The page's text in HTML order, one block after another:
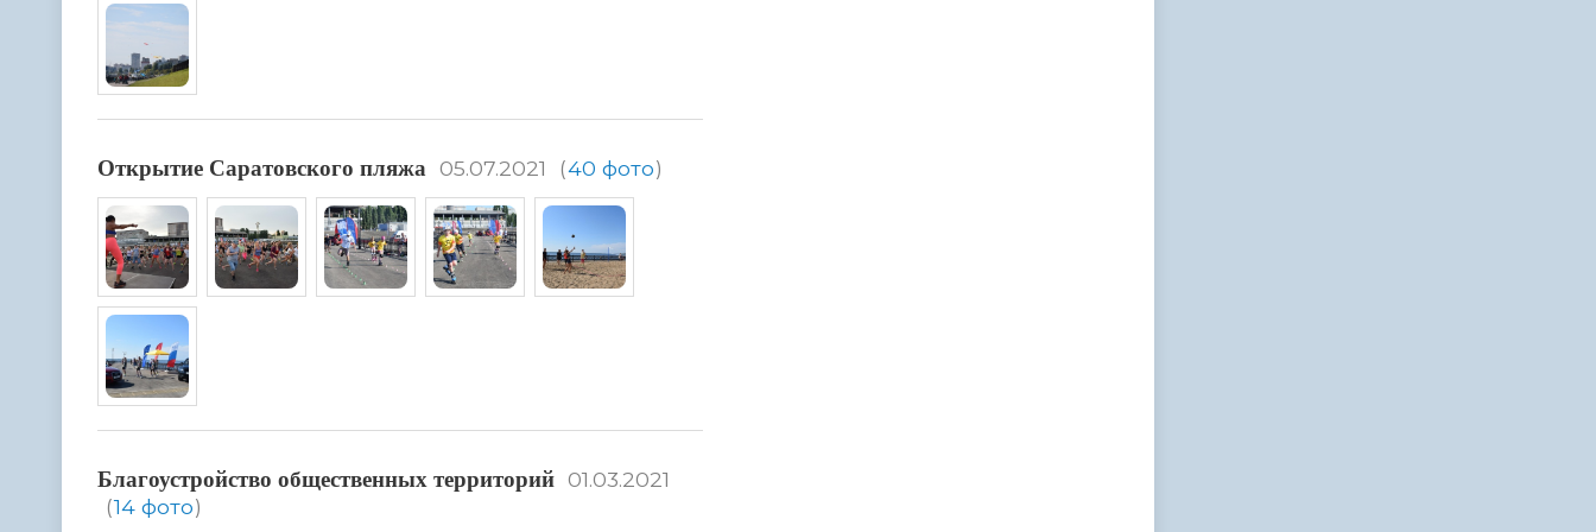
Открытие Саратовского пляжа 05.07.2021 (40 фото)
Благоустройство общественных территорий 01.03.2021
(14 фото)